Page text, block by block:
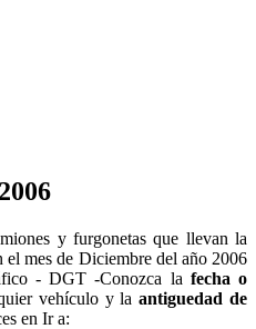
y furgonetas que llevan la
mes de Diciembre del año 2006
- DGT -Conozca la fecha o
vehículo y la antiguedad de
en Ir a: